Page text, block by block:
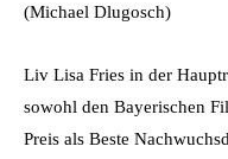
(Michael Dlugosch)
Liv Lisa Fries in der
sowohl den Bayerischen
Preis als Beste